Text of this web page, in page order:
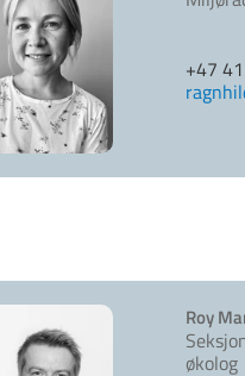
+47
Roy
økolog